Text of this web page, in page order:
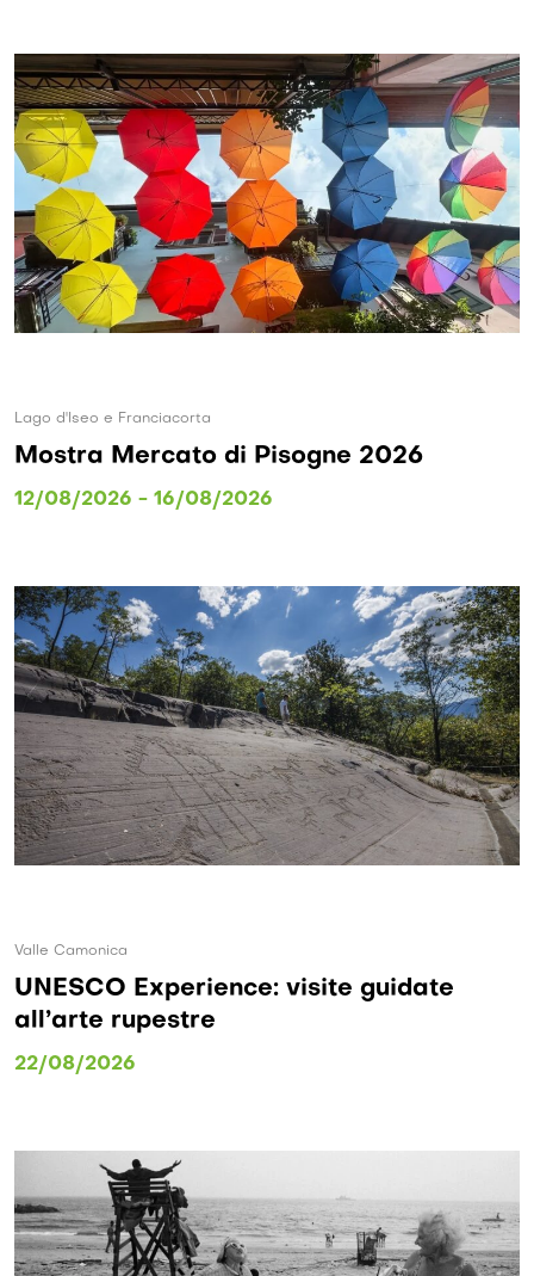
Lago d'Iseo e Franciacorta
Mostra Mercato di Pisogne 2026
12/08/2026 - 16/08/2026
Valle Camonica
UNESCO Experience: visite guidate
all’arte rupestre
22/08/2026